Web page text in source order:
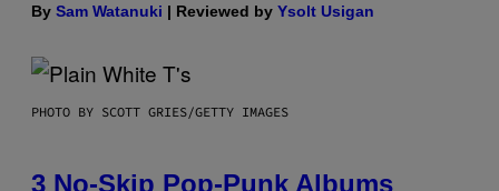
By Sam Watanuki | Reviewed by Ysolt Usigan
PHOTO BY SCOTT GRIES/GETTY IMAGES
3 No-Skip Pop-Punk Albums